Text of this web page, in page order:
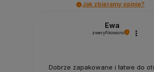
Jak zbieramy opinie?
Ewa
zweryfikowano
Dobrze zapakowane i łatwe do